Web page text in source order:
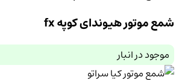
شمع موتور هیوندای کوپه fx
موجود در انبار